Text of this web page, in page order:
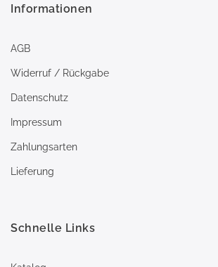
Informationen
AGB
Widerruf / Rückgabe
Datenschutz
Impressum
Zahlungsarten
Lieferung
Schnelle Links